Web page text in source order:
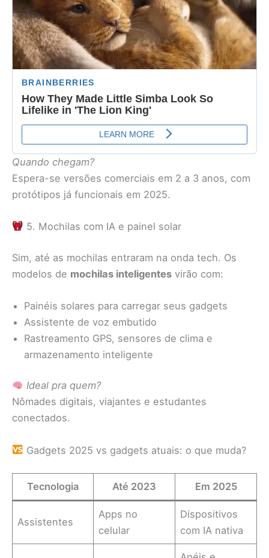
Quando chegam?
Espera-se versões comerciais em 2 a 3 anos, com
protótipos já funcionais em 2025.
5. Mochilas com IA e painel solar
Sim, até as mochilas entraram na onda tech. Os
modelos de mochilas inteligentes virão com:
Painéis solares para carregar seus gadgets
Assistente de voz embutido
Rastreamento GPS, sensores de clima e
armazenamento inteligente
Ideal pra quem?
Nômades digitais, viajantes e estudantes
conectados.
Gadgets 2025 vs gadgets atuais: o que muda?
Tecnologia Até 2023 Em 2025
Assistentes
Apps no
celular
Dispositivos
com IA nativa